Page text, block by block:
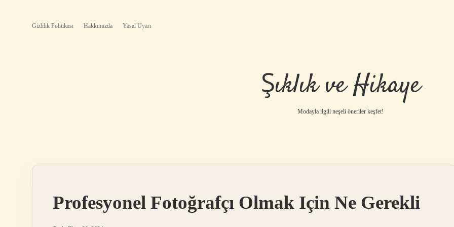
Gizlilik Politikası Hakkımızda Yasal Uyarı
Şıklık ve Hikaye
Modayla ilgili neşeli öneriler keşfet!
Profesyonel Fotoğrafçı Olmak Için Ne Gerekli